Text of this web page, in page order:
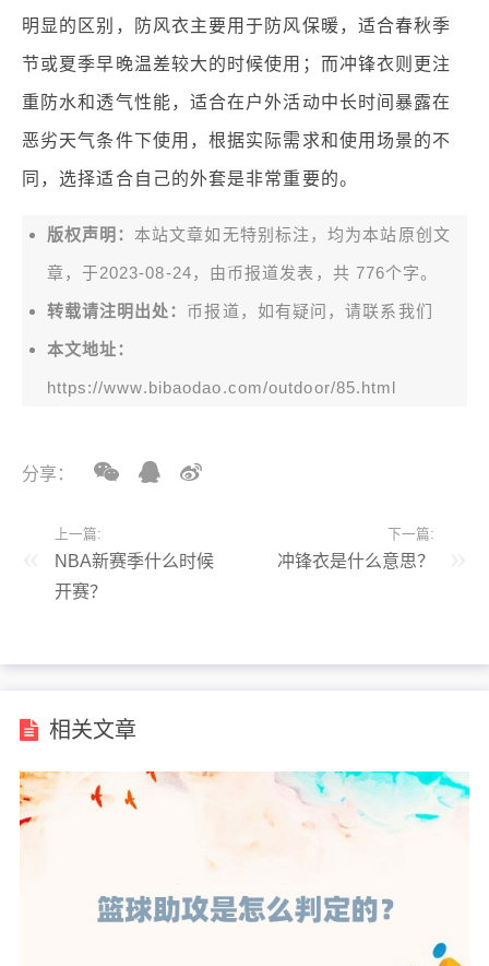
明显的区别，防风衣主要用于防风保暖，适合春秋季
节或夏季早晚温差较大的时候使用；而冲锋衣则更注
重防水和透气性能，适合在户外活动中长时间暴露在
恶劣天气条件下使用，根据实际需求和使用场景的不
同，选择适合自己的外套是非常重要的。
版权声明： 本站文章如无特别标注，均为本站原创文
章，于2023-08-24，由币报道 发表，共 776个字。
转载请注明出处： 币报道，如有疑问，请联系我们
本文地址：
https://www.bibaodao.com/outdoor/85.html
分享：
上一篇:
NBA新赛季什么时候
开赛？
下一篇:
冲锋衣是什么意思？
相关文章